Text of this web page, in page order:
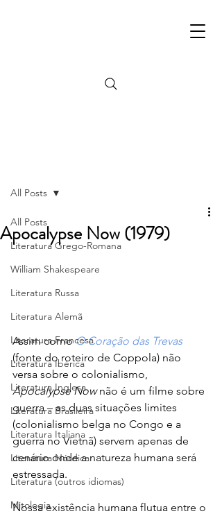
All Posts
Literatura Grego-Romana
William Shakespeare
Literatura Russa
Literatura Alemã
Literatura Francesa
Literatura Ibérica
Literatura Inglesa
Literatura Brasileira
Literatura Italiana
Literatura Nórdica
Literatura (outros idiomas)
Mitologia
All Posts
Apocalypse Now (1979)
Assim como O Coração das Trevas
(fonte do roteiro de Coppola) não
versa sobre o colonialismo,
Apocalypse Now não é um filme sobre
guerra – as duas situações limites
(colonialismo belga no Congo e a
guerra no Vietnã) servem apenas de
cenário onde a natureza humana será
estressada.
Nossa existência humana flutua entre o